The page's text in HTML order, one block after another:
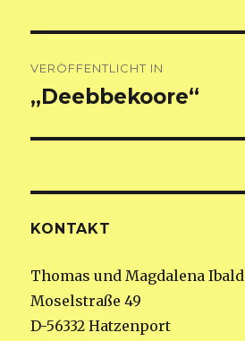
VERÖFFENTLICHT IN
„Deebbekoore“
KONTAKT
Thomas und Magdalena Ibald
Moselstraße 49
D-56332 Hatzenport